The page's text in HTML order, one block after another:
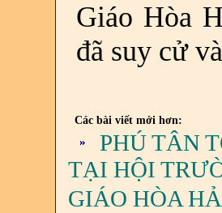
Giáo Hòa
đã suy cử
Các bài viết mới hơn:
PHÚ TÂN
TẠI HỘI
GIÁO HÒA